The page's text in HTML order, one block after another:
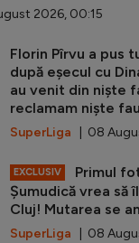
2026, 00:15
Florin Pîrvu a pus
după eșecul cu
au venit din niște
reclamam niște
SuperLiga | 08
EXCLUSIV
Primul
Șumudică vrea să
Cluj! Mutarea se
SuperLiga | 08